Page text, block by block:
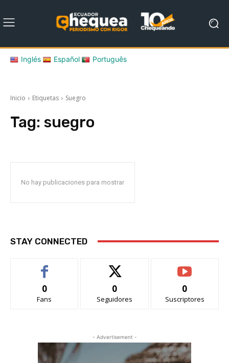
Inglés Español Português
Inicio Etiquetas Suegro
Tag: suegro
No hay publicaciones para mostrar
STAY CONNECTED
0
Fans
0
Seguidores
0
Suscriptores
- Advertisement -